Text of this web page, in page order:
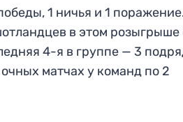
1 ничья и 1
в этом розыгрыше
4-я в группе — 3
матчах у команд по 2